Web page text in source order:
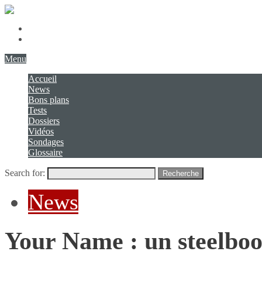
Menu
Accueil
News
Bons plans
Tests
Dossiers
Vidéos
Sondages
Glossaire
Search for: Recherche
News
Your Name : un